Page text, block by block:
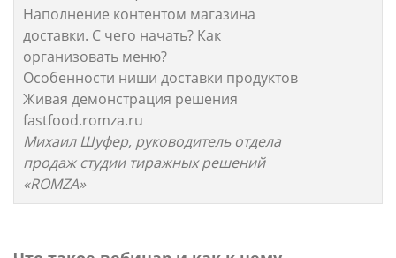
Наполнение контентом магазина
доставки. С чего начать? Как
организовать меню?
Особенности ниши доставки продуктов
Живая демонстрация решения
fastfood.romza.ru
Михаил Шуфер, руководитель отдела
продаж студии тиражных решений
«ROMZA»